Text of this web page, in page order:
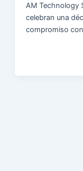
AM Technology
celebran una
compromiso